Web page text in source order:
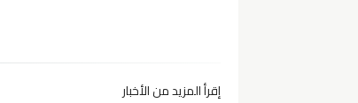
إقرأ المزيد من الأخبار